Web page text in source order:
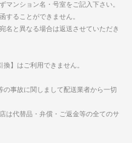
マンション名・号室をご記入下さい。
することができません。
名と異なる場合は返送させていただき
】はご利用できません。
事故に関しまして配送業者から一切
は代替品・弁償・ご返金等の全てのサ